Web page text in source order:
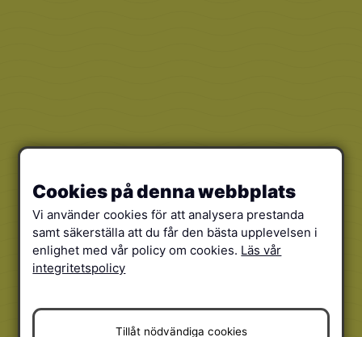
Cookies på denna webbplats
Vi använder cookies för att analysera prestanda
samt säkerställa att du får den bästa upplevelsen i
enlighet med vår policy om cookies. Läs vår
integritetspolicy
Tillåt nödvändiga cookies